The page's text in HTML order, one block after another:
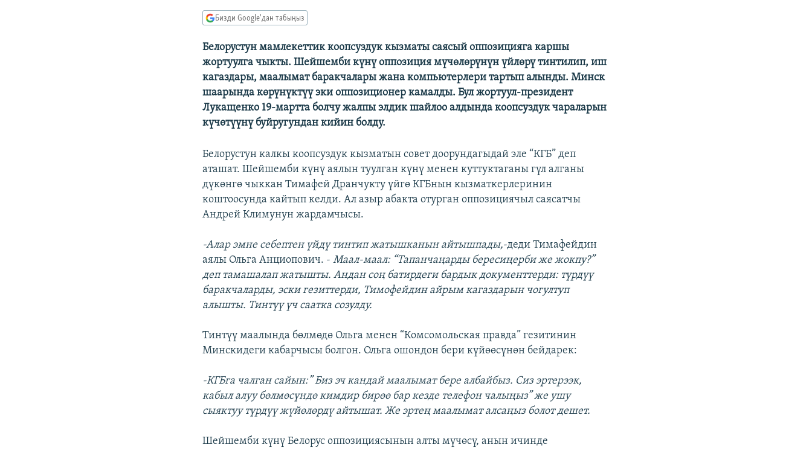
Бизди Google'дан табыңыз
Белорустун мамлекеттик коопсуздук кызматы саясый оппозицияга каршы
жортуулга чыкты. Шейшемби күнү оппозиция мүчөлөрүнүн үйлөрү тинтилип, иш
кагаздары, маалымат баракчалары жана компьютерлери тартып алынды. Минск
шаарында көрүнүктүү эки оппозиционер камалды. Бул жортуул-президент
Лукащенко 19-мартта болчу жалпы элдик шайлоо алдында коопсуздук чараларын
күчөтүүнү буйругундан кийин болду.
Белорустун калкы коопсуздук кызматын совет доорундагыдай эле “КГБ” деп
аташат. Шейшемби күнү аялын туулган күнү менен куттуктаганы гүл алганы
дүкөнгө чыккан Тимафей Дранчукту үйгө КГБнын кызматкерлеринин
коштоосунда кайтып келди. Ал азыр абакта отурган оппозициячыл саясатчы
Андрей Климунун жардамчысы.
-Алар эмне себептен үйдү тинтип жатышканын айтышпады,-деди Тимафейдин
аялы Ольга Анциопович. - Маал-маал: “Тапанчаңарды бересиңерби же жокпу?”
деп тамашалап жатышты. Андан соң батирдеги бардык документтерди: түрдүү
баракчаларды, эски гезиттерди, Тимофейдин айрым кагаздарын чогултуп
алышты. Тинтүү үч саатка созулду.
Тинтүү маалында бөлмөдө Ольга менен “Комсомольская правда” гезитинин
Минскидеги кабарчысы болгон. Ольга ошондон бери күйөөсүнөн бейдарек:
-КГБга чалган сайын:” Биз эч кандай маалымат бере албайбыз. Сиз эртерээк,
кабыл алуу бөлмөсүндө кимдир бирөө бар кезде телефон чалыңыз” же ушу
сыяктуу түрдүү жүйөлөрдү айтышат. Же эртең маалымат алсаңыз болот дешет.
Шейшемби күнү Белорус оппозициясынын алты мүчөсү, анын ичинде